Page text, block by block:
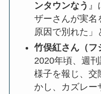
ンタウンなう 』
ザーさんが実名
原因で別れた」
竹俣紅さん（フ
2020年頃、週刊
様子を報じ、交
かし、カズレー